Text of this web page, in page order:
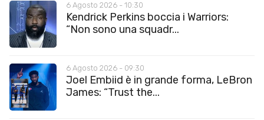
6 Agosto 2026 - 10:30
Kendrick Perkins boccia i Warriors:
“Non sono una squadr...
6 Agosto 2026 - 09:30
Joel Embiid è in grande forma, LeBron
James: “Trust the...